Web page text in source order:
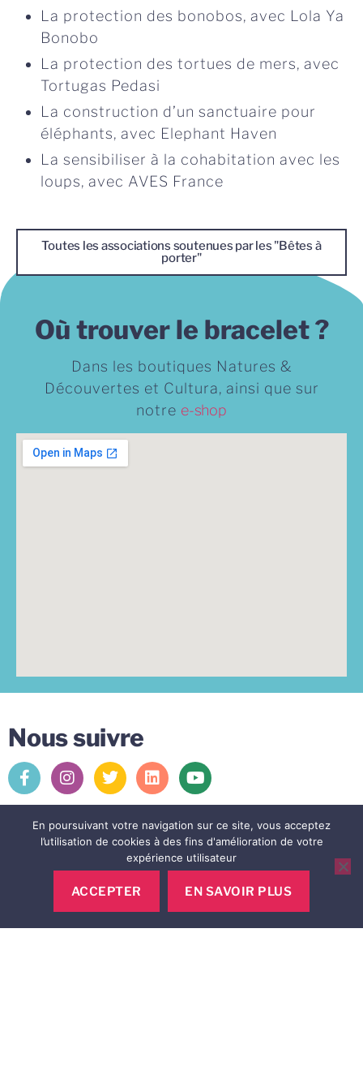
La protection des bonobos, avec Lola Ya
Bonobo
La protection des tortues de mers, avec
Tortugas Pedasi
La construction d’un sanctuaire pour
éléphants, avec Elephant Haven
La sensibiliser à la cohabitation avec les
loups, avec AVES France
Toutes les associations soutenues par les "Bêtes à
porter"
Où trouver le bracelet ?
Dans les boutiques Natures &
Découvertes et Cultura, ainsi que sur
notre e-shop
Nous suivre
>
A propos de Gifts for Change
En poursuivant votre navigation sur ce site, vous acceptez
l’utilisation de cookies à des fins d'amélioration de votre
expérience utilisateur
ACCEPTER EN SAVOIR PLUS